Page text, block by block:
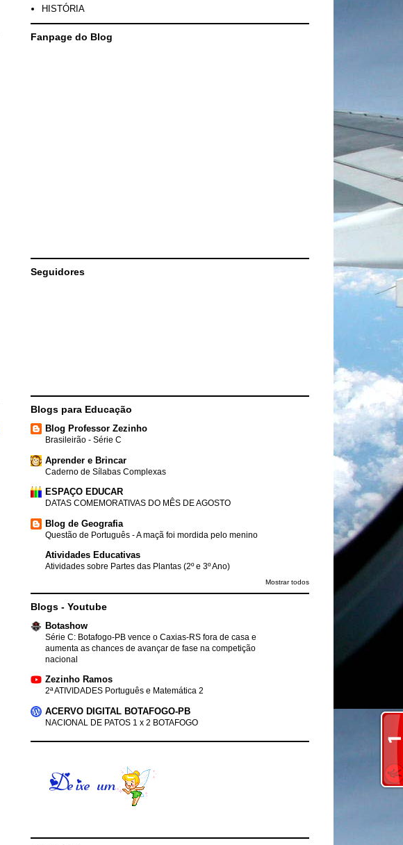
HISTÓRIA
Fanpage do Blog
Seguidores
Blogs para Educação
Blog Professor Zezinho
Brasileirão - Série C
Aprender e Brincar
Caderno de Sílabas Complexas
ESPAÇO EDUCAR
DATAS COMEMORATIVAS DO MÊS DE AGOSTO
Blog de Geografia
Questão de Português - A maçã foi mordida pelo menino
Atividades Educativas
Atividades sobre Partes das Plantas (2º e 3º Ano)
Mostrar todos
Blogs - Youtube
Botashow
Série C: Botafogo-PB vence o Caxias-RS fora de casa e
aumenta as chances de avançar de fase na competição
nacional
Zezinho Ramos
2ª ATIVIDADES Português e Matemática 2
ACERVO DIGITAL BOTAFOGO-PB
NACIONAL DE PATOS 1 x 2 BOTAFOGO